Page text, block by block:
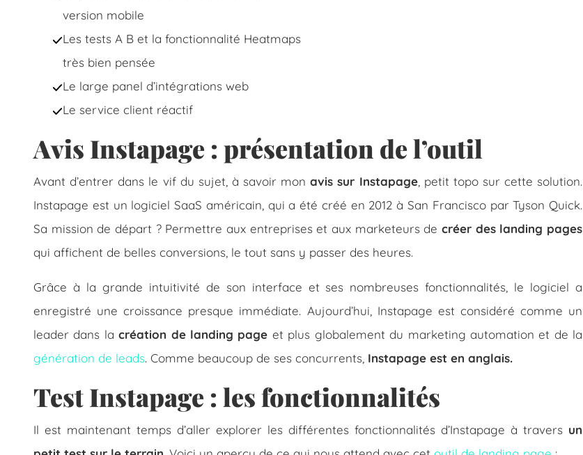
version mobile
Les tests A B et la fonctionnalité Heatmaps
très bien pensée
Le large panel d’intégrations web
Le service client réactif
Avis Instapage : présentation de l’outil
Avant d’entrer dans le vif du sujet, à savoir mon avis sur Instapage, petit topo sur cette solution.
Instapage est un logiciel SaaS américain, qui a été créé en 2012 à San Francisco par Tyson Quick.
Sa mission de départ ? Permettre aux entreprises et aux marketeurs decréer des landing pages
qui affichent de belles conversions, le tout sans y passer des heures.
Grâce à la grande intuitivité de son interface et ses nombreuses fonctionnalités, le logiciel a
enregistré une croissance presque immédiate. Aujourd’hui, Instapage est considéré comme un
leader dans la création de landing page et plus globalement du marketing automation et de la
génération de leads. Comme beaucoup de ses concurrents, Instapage est en anglais.
Test Instapage : les fonctionnalités
Il est maintenant temps d’aller explorer les différentes fonctionnalités d’Instapage à travers un